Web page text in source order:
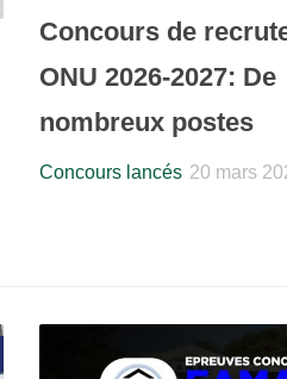
Concours de
ONU 2026-2027: De
nombreux postes
Concours lancés 20 mars